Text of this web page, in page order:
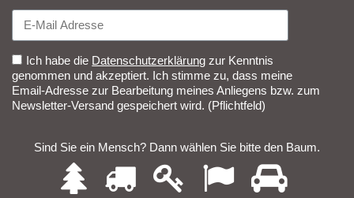
Ich habe die Datenschutzerklärung zur Kenntnis
genommen und akzeptiert. Ich stimme zu, dass meine
Email-Adresse zur Bearbeitung meines Anliegens bzw. zum
Newsletter-Versand gespeichert wird. (Pflichtfeld)
Sind Sie ein Mensch? Dann wählen Sie bitte den Baum.
Sind
Sie
2 3